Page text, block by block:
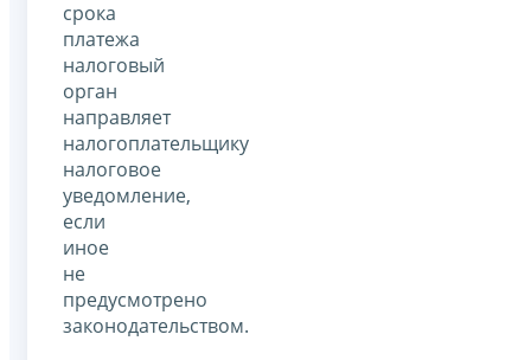
срока
платежа
налоговый
орган
направляет
налогоплательщику
налоговое
уведомление,
если
иное
не
предусмотрено
законодательством.